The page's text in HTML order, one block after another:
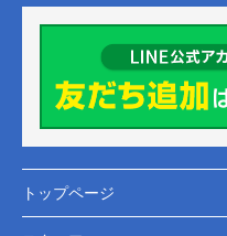
トップページ